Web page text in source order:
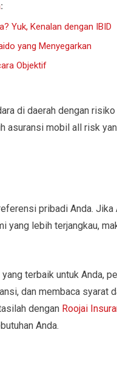
:
Yuk, Kenalan dengan IBID
yang Menyegarkan
Objektif
di daerah dengan
asuransi mobil all risk
pribadi Anda.
yang lebih terjangkau,
terbaik untuk Anda,
dan membaca syarat
dengan Roojai
Anda.